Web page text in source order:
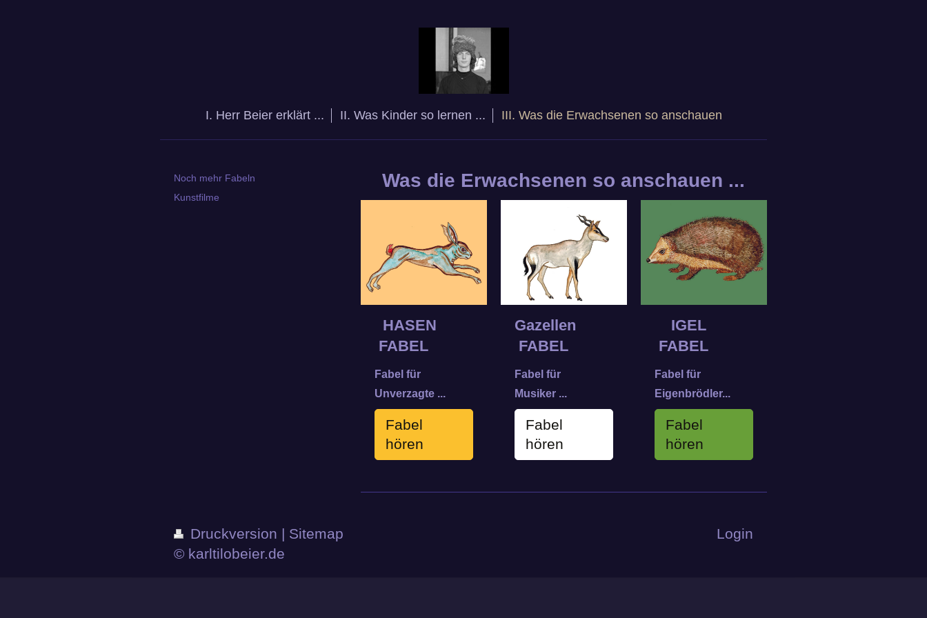
I. Herr Beier erklärt ... II. Was Kinder so lernen ... III. Was die Erwachsenen so anschauen
Was die Erwachsenen so anschauen ...
HASEN
FABEL
Fabel für
Unverzagte ...
Fabel
hören
Gazellen
FABEL
Fabel für
Musiker ...
Fabel
hören
IGEL
FABEL
Fabel für
Eigenbrödler...
Fabel
hören
Noch mehr Fabeln
Kunstfilme
Druckversion | Sitemap
© karltilobeier.de
Login